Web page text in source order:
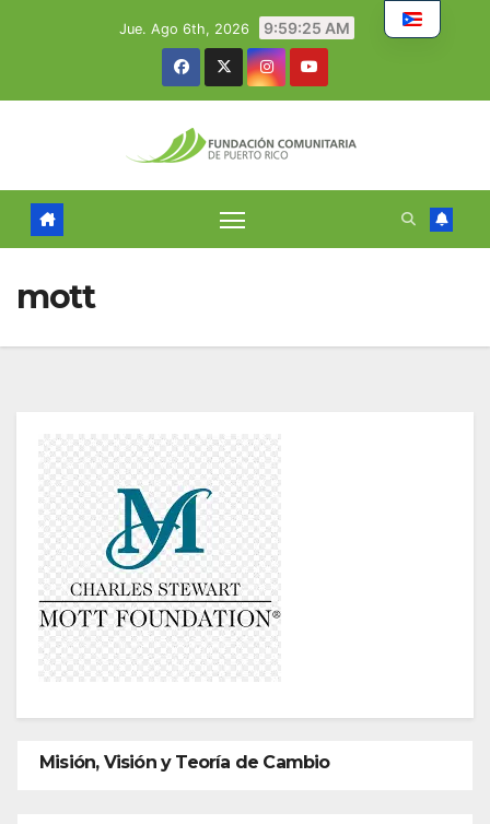
Jue. Ago 6th, 2026 9:59:25 AM
mott
Misión, Visión y Teoría de Cambio